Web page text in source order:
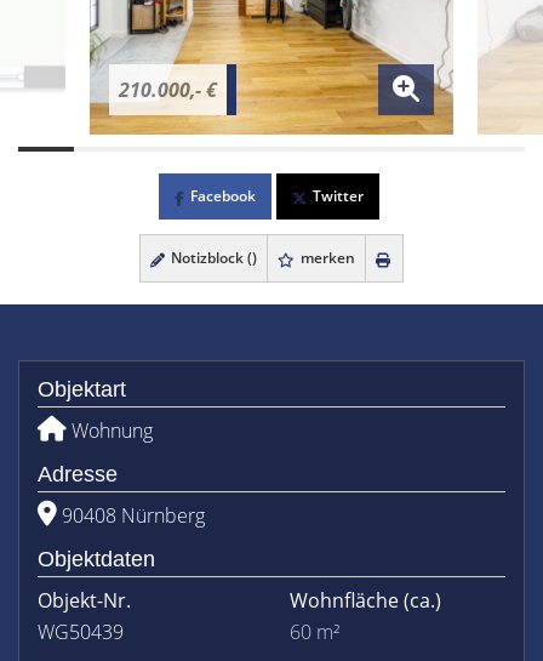
210.000,- €
Facebook Twitter
Notizblock () merken
Objektart
Wohnung
Adresse
90408 Nürnberg
Objektdaten
Objekt-Nr.
WG50439
Wohnfläche(ca.)
60 m²